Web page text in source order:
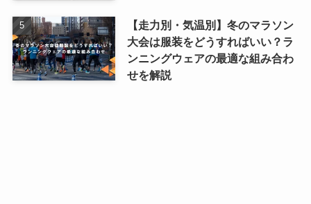
【走力別・気温別】冬のマラソン
大会は服装をどうすればいい？ラ
ンニングウェアの最適な組み合わ
せを解説